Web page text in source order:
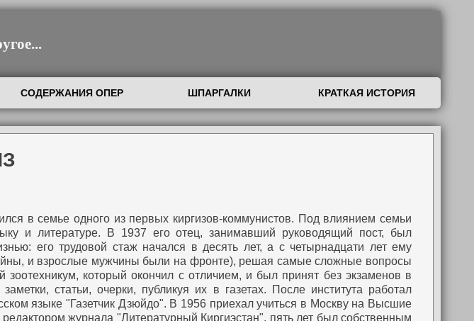
СОДЕРЖАНИЯ ОПЕР ШПАРГАЛКИ КРАТКАЯ ИСТОРИЯ
в семье одного из первых киргизов-коммунистов. Под влиянием семьи
и литературе. В 1937 его отец, занимавший руководящий пост, был
его трудовой стаж начался в десять лет, а с четырнадцати лет ему
и взрослые мужчины были на фронте), решая самые сложные вопросы
который окончил с отличием, и был принят без экзаменов в
статьи, очерки, публикуя их в газетах. После института работал
языке "Газетчик Дзюйдо". В 1956 приехал учиться в Москву на Высшие
журнала "Литературный Киргиэстан", пять лет был собственным